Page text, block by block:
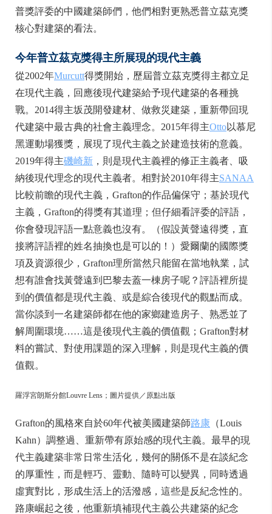
普獎評委的中國建築師們，他們相對更熟悉普立茲克獎
核心對建築的看法。
今年普立茲克獎得主所展現的現代主義
從2002年Murcutt得獎開始，歷屆普立茲克獎得主都立足
在現代主義，回應後現代建築給予現代建築的各種挑
戰。2014得主坂茂開發建材、做救災建築，重新帶回現
代建築中最古典的社會主義理念。2015年得主Otto以慕尼
黑運動場獲獎，展現了現代主義之於建造技術的意義。
2019年得主磯崎新 ，則是現代主義裡的修正主義者、吸
納後現代理念的現代主義者。相對於2010年得主SANAA
比較前瞻的現代主義，Grafton的作品偏保守；基於現代
主義，Grafton的得獎有其道理；但仔細看評委的評語，
你會發現評語一點意義也沒有。（假設黃聲遠得獎，直
接將評語裡的姓名抽換也是可以的！）愛爾蘭的國際獎
項及資源很少，Grafton理所當然只能留在當地執業，試
想有誰會找黃聲遠到巴黎去蓋一棟房子呢？評語裡所提
到的價值都是現代主義、或是綜合後現代的觀點而成。
當你談到一名建築師都在他的家鄉建造房子、熟悉並了
解周圍環境……這是後現代主義的價值觀；Grafton對材
料的嘗試、對使用課題的深入理解，則是現代主義的價
值觀。
羅浮宮朗斯分館Louvre Lens；圖片提供／原點出版
Grafton的風格來自於60年代被美國建築師路康 （Louis
Kahn）調整過、重新帶有原始感的現代主義。最早的現
代主義建築非常日常生活化，幾何的關係不是在談紀念
的厚重性，而是輕巧、靈動、隨時可以變異，同時透過
虛實對比，形成生活上的活潑感，這些是反紀念性的。
路康崛起之後，他重新填補現代主義公共建築的紀念